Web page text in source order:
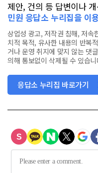
제안, 건의 등 답변이나
민원 응답소 누리집을 이
상업성 광고, 저작권 침해, 저속
치적 목적, 유사한 내용의 반복
거나 운영 취지에 맞지 않는 댓
의해 통보없이 삭제될 수 있습
응답소 누리집 바로가기